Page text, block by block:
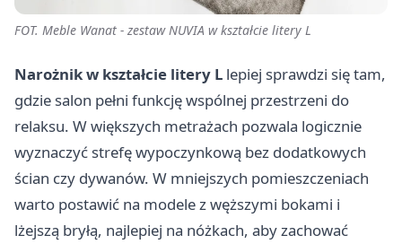
FOT. Meble Wanat - zestaw NUVIA w kształcie litery L
Narożnik w kształcie litery L lepiej sprawdzi się tam,
gdzie salon pełni funkcję wspólnej przestrzeni do
relaksu. W większych metrażach pozwala logicznie
wyznaczyć strefę wypoczynkową bez dodatkowych
ścian czy dywanów. W mniejszych pomieszczeniach
warto postawić na modele z węższymi bokami i
lżejszą bryłą, najlepiej na nóżkach, aby zachować